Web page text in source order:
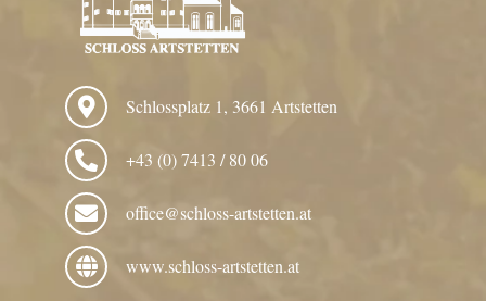
Schlossplatz 1, 3661 Artstetten
+43 (0) 7413 / 80 06
office@schloss-artstetten.at
www.schloss-artstetten.at